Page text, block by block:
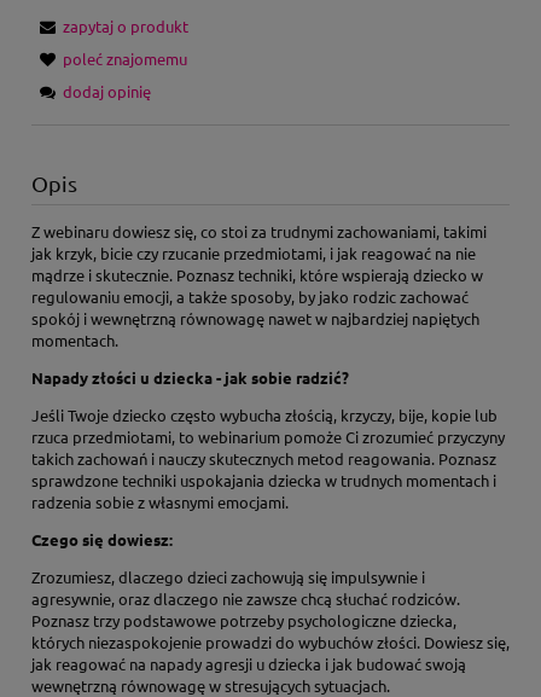
zapytaj o produkt
poleć znajomemu
dodaj opinię
Opis
Z webinaru dowiesz się, co stoi za trudnymi zachowaniami, takimi
jak krzyk, bicie czy rzucanie przedmiotami, i jak reagować na nie
mądrze i skutecznie. Poznasz techniki, które wspierają dziecko w
regulowaniu emocji, a także sposoby, by jako rodzic zachować
spokój i wewnętrzną równowagę nawet w najbardziej napiętych
momentach.
Napady złości u dziecka - jak sobie radzić?
Jeśli Twoje dziecko często wybucha złością, krzyczy, bije, kopie lub
rzuca przedmiotami, to webinarium pomoże Ci zrozumieć przyczyny
takich zachowań i nauczy skutecznych metod reagowania. Poznasz
sprawdzone techniki uspokajania dziecka w trudnych momentach i
radzenia sobie z własnymi emocjami.
Czego się dowiesz:
Zrozumiesz, dlaczego dzieci zachowują się impulsywnie i
agresywnie, oraz dlaczego nie zawsze chcą słuchać rodziców.
Poznasz trzy podstawowe potrzeby psychologiczne dziecka,
których niezaspokojenie prowadzi do wybuchów złości. Dowiesz się,
jak reagować na napady agresji u dziecka i jak budować swoją
wewnętrzną równowagę w stresujących sytuacjach.